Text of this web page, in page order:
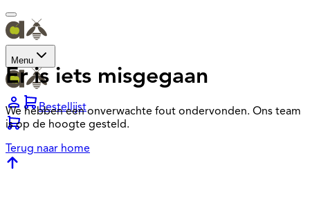
Menu
Bestellijst
Er is iets misgegaan
We hebben een onverwachte fout ondervonden. Ons team
is op de hoogte gesteld.
Terug naar home